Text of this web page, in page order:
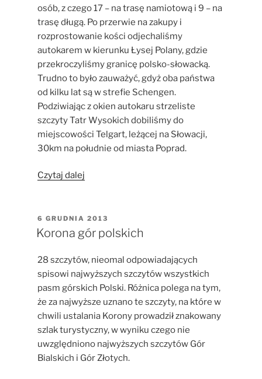
osób, z czego 17 – na trasę namiotową i 9 – na
trasę długą. Po przerwie na zakupy i
rozprostowanie kości odjechaliśmy
autokarem w kierunku Łysej Polany, gdzie
przekroczyliśmy granicę polsko-słowacką.
Trudno to było zauważyć, gdyż oba państwa
od kilku lat są w strefie Schengen.
Podziwiając z okien autokaru strzeliste
szczyty Tatr Wysokich dobiliśmy do
miejscowości Telgart, leżącej na Słowacji,
30km na południe od miasta Poprad.
Czytaj dalej„Relacja
Ten
Trzeci
w
Nizke
Tatry”
OPUBLIKOWANE
W
6 GRUDNIA 2013
Korona gór polskich
28 szczytów, nieomal odpowiadających
spisowi najwyższych szczytów wszystkich
pasm górskich Polski. Różnica polega na tym,
że za najwyższe uznano te szczyty, na które w
chwili ustalania Korony prowadził znakowany
szlak turystyczny, w wyniku czego nie
uwzględniono najwyższych szczytów Gór
Bialskich i Gór Złotych.